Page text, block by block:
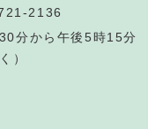
2136
分から午後5時15分
）